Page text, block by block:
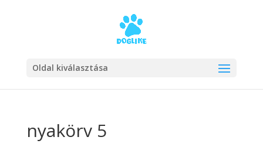
Oldal kiválasztása
nyakörv 5